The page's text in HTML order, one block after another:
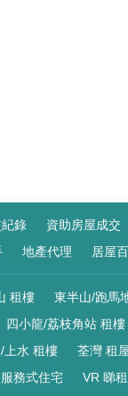
錄 資助房屋成交
地產代理 居屋
租樓 東半山/跑馬
四小龍/荔枝角站 租樓
上水 租樓 荃灣 租
服務式住宅 VR 睇